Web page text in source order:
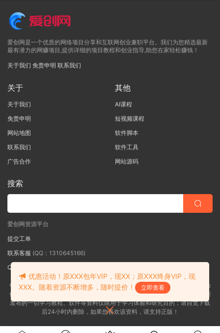
爱创网是一个优质的网络项目分享和互联网创业兼职平台。我们为您精选最新
最有潜力的网赚项目,提供详细的项目教程和创业指导,助您在家轻松赚钱！
关于我们 免责申明 联系我们
关于
关于我们
免责申明
网站地图
联系我们
广告合作
其他
AI课程
短视频课程
软件脚本
软件工具
网站源码
搜索
爱创网资源平台
提交工单
联系客服 (QQ：1310645166)
QQ群
©2018-2026爱创网网内容全部来自网络，版权争议与本站无关，如果您认为
侵犯了您的合法权益,请联系我们删除，并向所有持版权者致最深歉意！本站所
发布的一切学习教程、软件等资料仅限用于学习体验和研究目的；请自觉下载
后24小时内删除，如果您喜欢该资料，请支持正版！
优惠活动！原XXX包年VIP，现XX；原XXX终身VIP，现
XXX。随着资源不断增多，随时提价！
立即查看